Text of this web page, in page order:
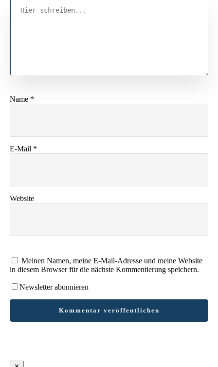
Name *
E-Mail *
Website
Meinen Namen, meine E-Mail-Adresse und meine Website
in diesem Browser für die nächste Kommentierung speichern.
Newsletter abonnieren
Kommentar veröffentlichen